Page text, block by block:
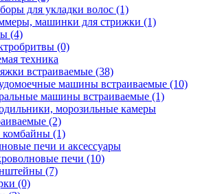
для укладки волос (1)
машинки для стрижки (1)
(4)
(0)
техника
встраиваемые (38)
машины встраиваемые (10)
машины встраиваемые (1)
морозильные камеры
(2)
(1)
печи и аксессуары
печи (10)
(7)
(0)